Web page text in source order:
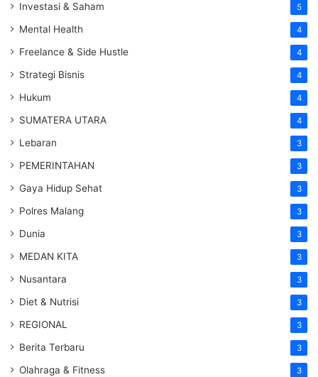
Investasi & Saham 5
Mental Health 4
Freelance & Side Hustle 4
Strategi Bisnis 4
Hukum 4
SUMATERA UTARA 4
Lebaran 3
PEMERINTAHAN 3
Gaya Hidup Sehat 3
Polres Malang 3
Dunia 3
MEDAN KITA 3
Nusantara 3
Diet & Nutrisi 3
REGIONAL 3
Berita Terbaru 3
Olahraga & Fitness 3